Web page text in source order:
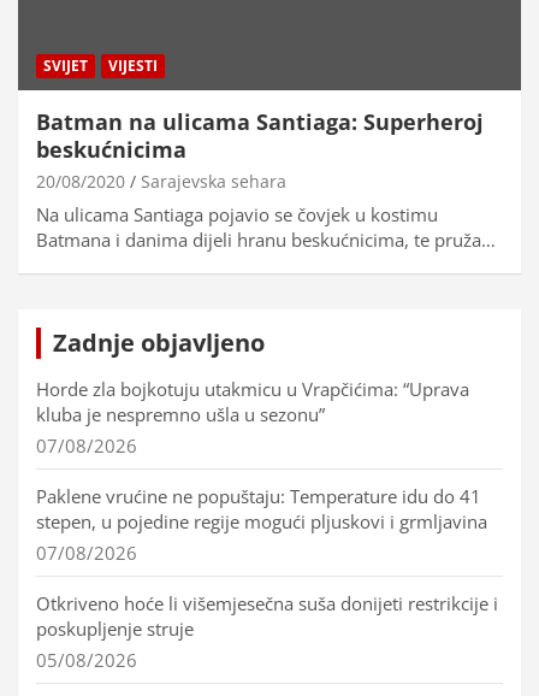
SVIJET VIJESTI
Batman na ulicama Santiaga: Superheroj
beskućnicima
20/08/2020 Sarajevska sehara
Na ulicama Santiaga pojavio se čovjek u kostimu
Batmana i danima dijeli hranu beskućnicima, te pruža…
Zadnje objavljeno
Horde zla bojkotuju utakmicu u Vrapčićima: “Uprava
kluba je nespremno ušla u sezonu”
07/08/2026
Paklene vrućine ne popuštaju: Temperature idu do 41
stepen, u pojedine regije mogući pljuskovi i grmljavina
07/08/2026
Otkriveno hoće li višemjesečna suša donijeti restrikcije i
poskupljenje struje
05/08/2026